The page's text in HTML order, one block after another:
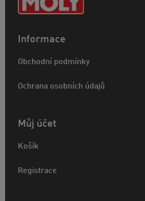
Informace
Obchodní podmínky
Ochrana osobních údajů
Můj účet
Košík
Registrace